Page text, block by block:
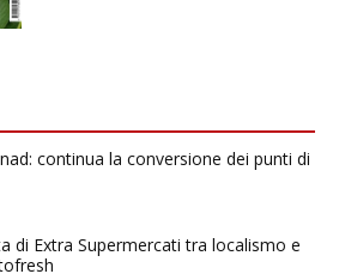
continua la conversione dei punti di
di Extra Supermercati tra localismo e